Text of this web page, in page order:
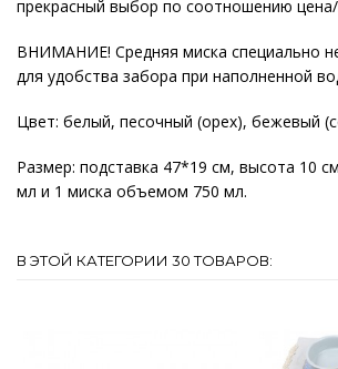
прекрасный выбор по соотношению цена/
ВНИМАНИЕ! Средняя миска специально
для удобства забора при наполненной
Цвет: белый, песочный (орех), бежевый
Размер: подставка 47*19 см, высота 10
мл и 1 миска объемом 750 мл.
В ЭТОЙ КАТЕГОРИИ 30 ТОВАРОВ: